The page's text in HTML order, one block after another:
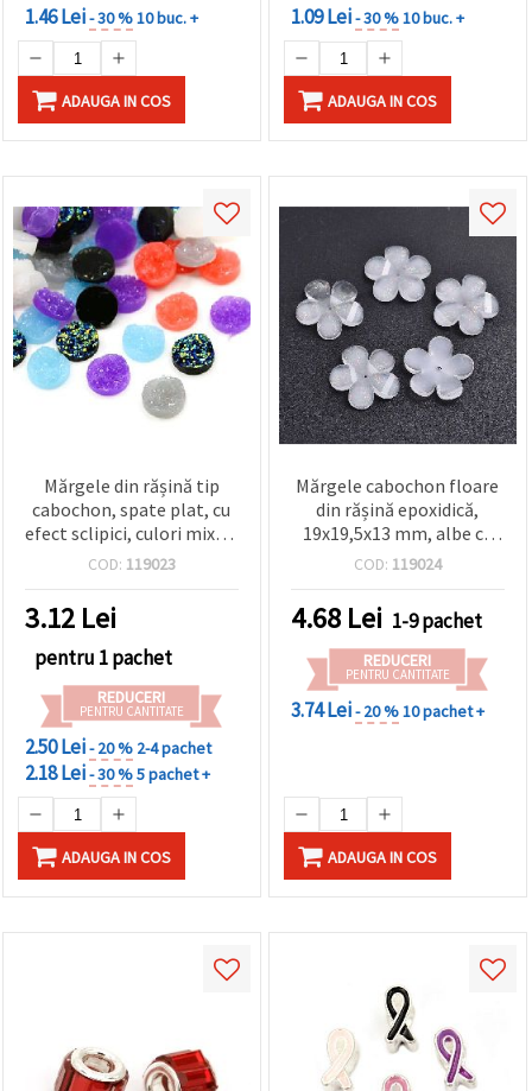
1.46 Lei- 30 %10 buc. +
ADAUGA IN COS
1.09 Lei- 30 %10 buc. +
ADAUGA IN COS
Mărgele din rășină tip
cabochon, spate plat, cu
efect sclipici, culori mixte,
12x5 mm, set de 10 –
decorațiuni și proiecte DIY
COD: 119023
3.12 Lei
pentru 1 pachet
REDUCERI
PENTRU CANTITATE
2.50 Lei- 20 % 2-4 pachet
2.18 Lei- 30 %5 pachet +
ADAUGA IN COS
Mărgele cabochon floare
din rășină epoxidică,
19x19,5x13 mm, albe cu
sclipici, gaură: 0,5–1 mm -
COD: 119024
4.68 Lei 1-9 pachet
REDUCERI
PENTRU CANTITATE
3.74 Lei- 20 %10 pachet +
ADAUGA IN COS